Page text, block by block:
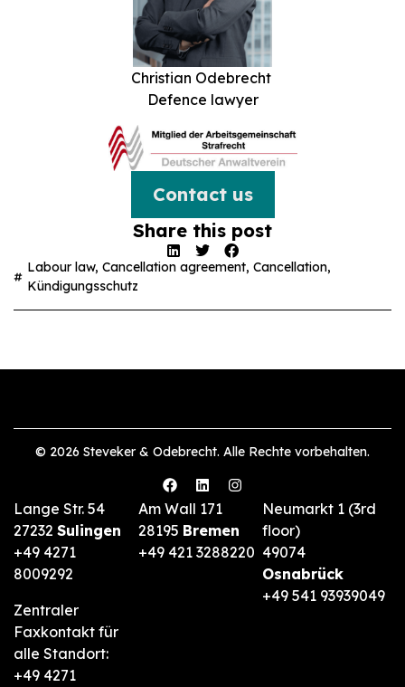
Christian Odebrecht
Defence lawyer
Contact us
Share this post
Labour law, Cancellation agreement, Cancellation,
Kündigungsschutz
© 2026 Steveker & Odebrecht. Alle Rechte vorbehalten.
Lange Str. 54
27232 Sulingen
+49 4271
8009292
Zentraler
Faxkontakt für
alle Standort:
+49 4271
Am Wall 171
28195 Bremen
+49 421 3288220
Neumarkt 1 (3rd
floor)
49074
Osnabrück
+49 541 93939049